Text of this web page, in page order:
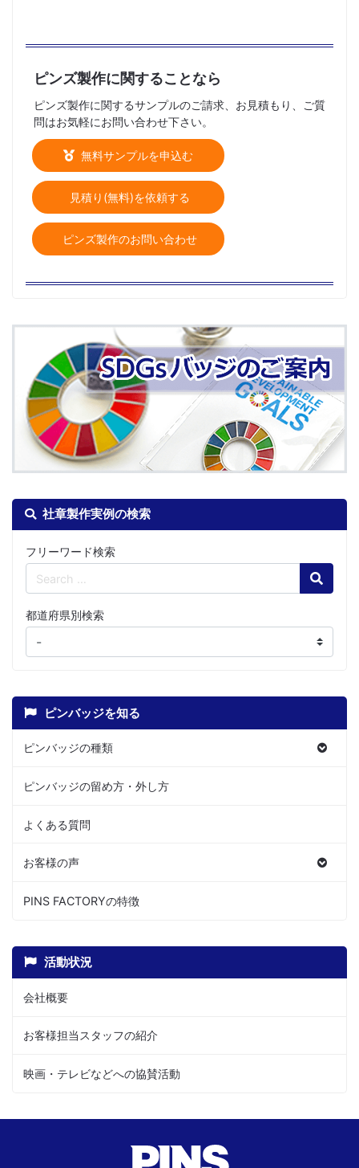
社章製作実例の検索
フリーワード検索
Search
都道府県別検索
ピンバッジを知る
ピンバッジの種類
ピンバッジの留め方・外し方
よくある質問
お客様の声
PINS FACTORYの特徴
活動状況
会社概要
お客様担当スタッフの紹介
映画・テレビなどへの協賛活動
ピンズ製作に関することなら
ピンズ製作に関するサンプルのご請求、お見積もり、ご質
問はお気軽にお問い合わせ下さい。
無料サンプルを申込む
見積り(無料)を依頼する
ピンズ製作のお問い合わせ